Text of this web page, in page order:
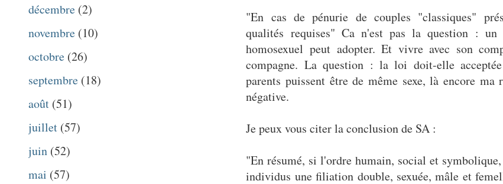
"En cas de pénurie de couples "classiques"
qualités requises" Ca n'est pas la question : un
homosexuel peut adopter. Et vivre avec son
compagne. La question : la loi doit-elle
parents puissent être de même sexe, là encore ma
négative.
Je peux vous citer la conclusion de SA :
"En résumé, si l'ordre humain, social et
individus une filiation double, sexuée, mâle et
décembre (2)
novembre (10)
octobre (26)
septembre (18)
août (51)
juillet (57)
juin (52)
mai (57)